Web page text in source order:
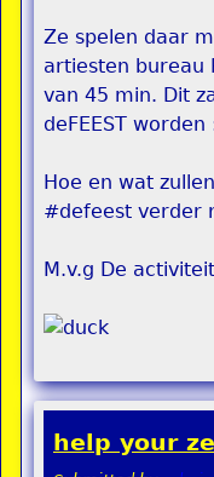
Ze spelen daar
artiesten bureau
van 45 min. Dit
deFEEST worden
Hoe en wat
#defeest verder
M.v.g De
help your